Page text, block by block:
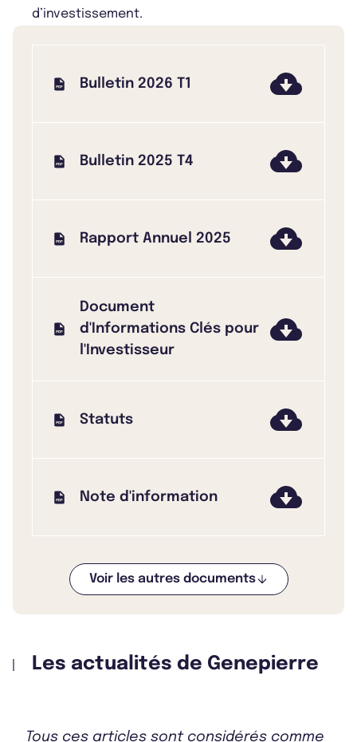
d’investissement.
Bulletin 2026 T1
Bulletin 2025 T4
Rapport Annuel 2025
Document
d'Informations Clés pour
l'Investisseur
Statuts
Note d'information
Voir les autres documents
Les actualités de Genepierre
Tous ces articles sont considérés comme